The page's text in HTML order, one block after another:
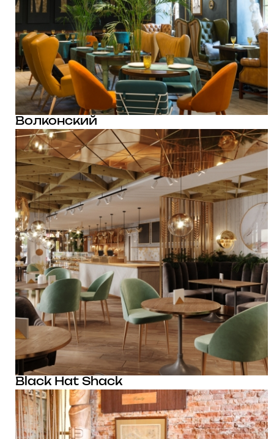
Волконский
Black Hat Shack